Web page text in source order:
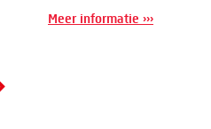
Meer informatie ›››